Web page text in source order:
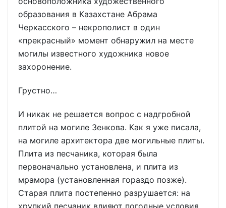
образования в Казахстане Абрама
Черкасского – некрополист в один
«прекрасный» момент обнаружил на месте
могилы известного художника новое
захоронение.
Грустно…
И никак не решается вопрос с надгробной
плитой на могиле Зенкова. Как я уже писала,
на могиле архитектора две могильные плиты.
Плита из песчаника, которая была
первоначально установлена, и плита из
мрамора (установленная гораздо позже).
Старая плита постепенно разрушается: на
хрупкий песчаник влияют погодные условия.